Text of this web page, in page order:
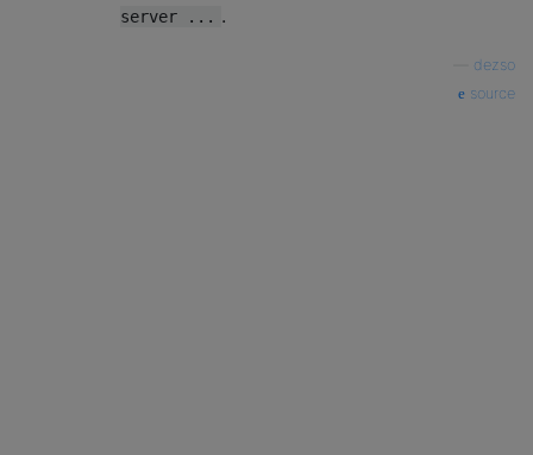
server ... .
dezso
source